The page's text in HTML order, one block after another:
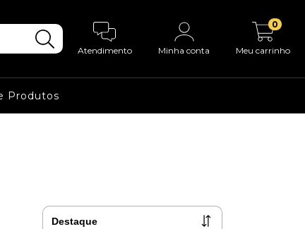
Atendimento Minha conta Meu carrinho
0
Produtos